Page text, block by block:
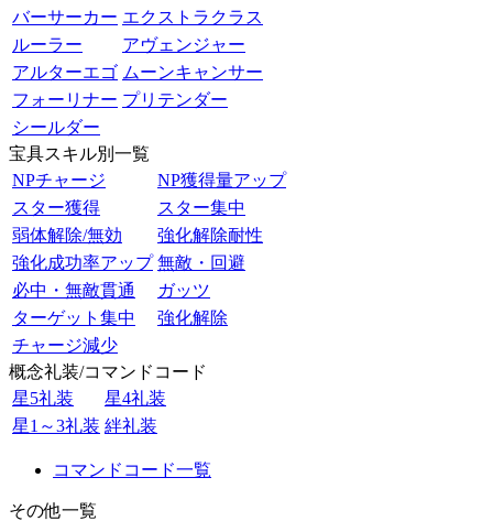
バーサーカー エクストラクラス
ルーラー
アヴェンジャー
アルターエゴ ムーンキャンサー
フォーリナー プリテンダー
シールダー
宝具スキル別一覧
NPチャージ
NP獲得量アップ
スター獲得
スター集中
弱体解除/無効
強化解除耐性
強化成功率アップ 無敵・回避
必中・無敵貫通
ガッツ
ターゲット集中
強化解除
チャージ減少
概念礼装/コマンドコード
星5礼装
星4礼装
星1～3礼装 絆礼装
コマンドコード一覧
その他一覧